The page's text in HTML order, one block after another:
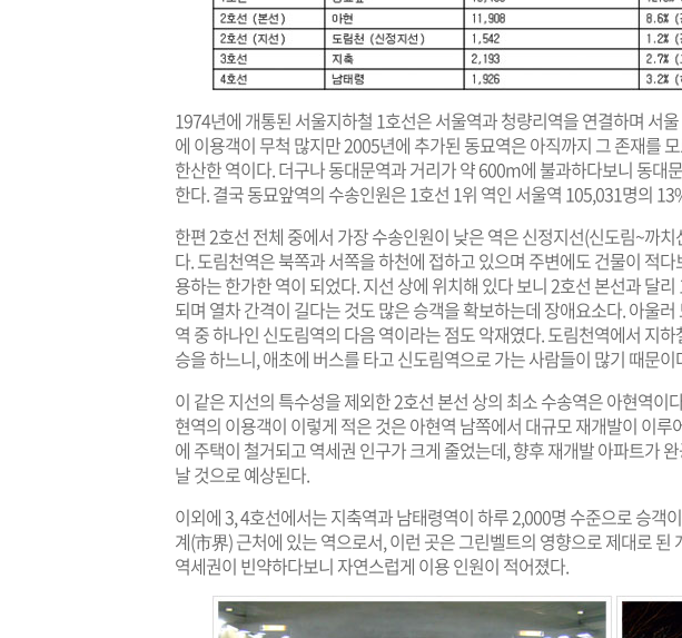
1974년에 개통된 서울지하철 1호선은 서울역과 청량리역을 연결하며 서
에 이용객이 무척 많지만 2005년에 추가된 동묘역은 아직까지 그 존재를
한산한 역이다. 더구나 동대문역과 거리가 약 600m에 불과하다보니 동대
한다. 결국 동묘앞역의 수송인원은 1호선 1위 역인 서울역 105,031명의
한편 2호선 전체 중에서 가장 수송인원이 낮은 역은 신정지선(신도림~까
다. 도림천역은 북쪽과 서쪽을 하천에 접하고 있으며 주변에도 건물이 적
용하는 한가한 역이 되었다. 지선 상에 위치해 있다 보니 2호선 본선과 달
되며 열차 간격이 길다는 것도 많은 승객을 확보하는데 장애요소다. 아울
역 중 하나인 신도림역의 다음 역이라는 점도 악재였다. 도림천역에서 지
승을 하느니, 애초에 버스를 타고 신도림역으로 가는 사람들이 많기 때문이
이 같은 지선의 특수성을 제외한 2호선 본선 상의 최소 수송역은 아현역이
현역의 이용객이 이렇게 적은 것은 아현역 남쪽에서 대규모 재개발이 이루
에 주택이 철거되고 역세권 인구가 크게 줄었는데, 향후 재개발 아파트가
날 것으로 예상된다.
이외에 3, 4호선에서는 지축역과 남태령역이 하루 2,000명 수준으로 승객
계(市界) 근처에 있는 역으로서, 이런 곳은 그린벨트의 영향으로 제대로 된
역세권이 빈약하다보니 자연스럽게 이용 인원이 적어졌다.